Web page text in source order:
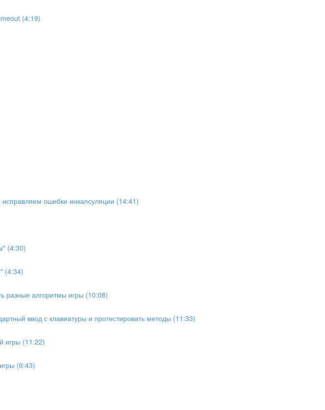
(4:19)
ошибки инкапсуляции (14:41)
(4:30)
(4:34)
разные алгоритмы игры (10:08)
ввод с клавиатуры и протестировать методы (11:33)
игры (11:22)
(6:43)